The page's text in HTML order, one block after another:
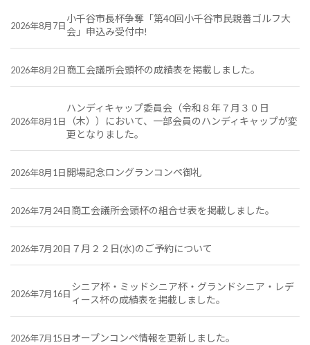
2026年8月7日
小千谷市長杯争奪「第40回小千谷市民親善ゴルフ大
会」申込み受付中!
2026年8月2日 商工会議所会頭杯の成績表を掲載しました。
2026年8月1日
ハンディキャップ委員会（令和８年７月３０日
（木））において、一部会員のハンディキャップが変
更となりました。
2026年8月1日 開場記念ロングランコンペ御礼
2026年7月24日 商工会議所会頭杯の組合せ表を掲載しました。
2026年7月20日 ７月２２日(水)のご予約について
2026年7月16日
シニア杯・ミッドシニア杯・グランドシニア・レデ
ィース杯の成績表を掲載しました。
2026年7月15日 オープンコンペ情報を更新しました。